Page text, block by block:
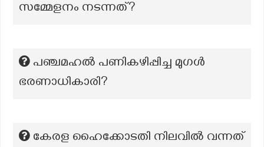
സമ്മേളനം നടന്നത്?
പഞ്ചമഹൽ പണികഴിപ്പിച്ച മുഗൾ
ഭരണാധികാരി?
കേരള ഹൈക്കോടതി നിലവിൽ വന്നത്